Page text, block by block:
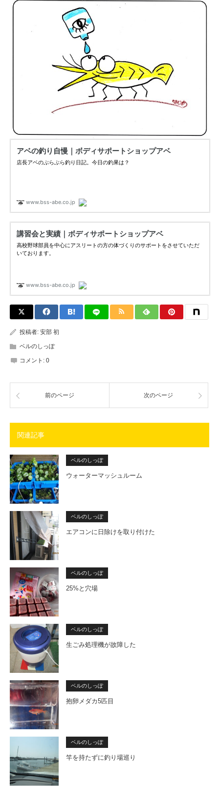
投稿者: 安部 初
ベルのしっぽ
コメント: 0
前のページ 次のページ
関連記事
ベルのしっぽ
ウォーターマッシュルーム
ベルのしっぽ
エアコンに日除けを取り付けた
ベルのしっぽ
25%と穴場
ベルのしっぽ
生ごみ処理機が故障した
ベルのしっぽ
抱卵メダカ5匹目
ベルのしっぽ
竿を持たずに釣り場巡り